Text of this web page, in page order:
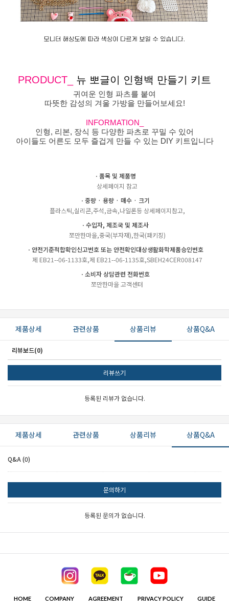
PRODUCT_ 뉴 뽀글이 인형백 만들기 키트
귀여운 인형 파츠를 붙여
따뜻한 감성의 겨울 가방을 만들어보세요!
INFORMATION_
인형, 리본, 장식 등 다양한 파츠로 꾸밀 수 있어
아이들도 어른도 모두 즐겁게 만들 수 있는 DIY 키트입니다
ㆍ품목 및 제품명
상세페이지 참고
ㆍ중량 · 용량 · 매수 · 크기
플라스틱,실리콘,주석,금속,나일론등 상세페이지참고,
ㆍ수입자, 제조국 및 제조사
쪼만한마을,중국(부자재),한국(패키징)
ㆍ안전기준적합확인신고번호 또는 안전확인대상생활화학제품승인번호
제 EB21--06-1133호,제 EB21--06-1135호,SBEH24CER008147
ㆍ소비자 상담관련 전화번호
쪼만한마을 고객센터
제품상세 관련상품 상품리뷰 상품Q&A
리뷰보드(0)
리뷰쓰기
등록된 리뷰가 없습니다.
제품상세 관련상품 상품리뷰 상품Q&A
Q&A (0)
문의하기
등록된 문의가 없습니다.
HOME COMPANY AGREEMENT PRIVACY POLICY GUIDE